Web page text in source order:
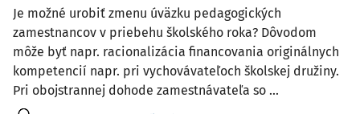
Je možné urobiť zmenu úväzku pedagogických
zamestnancov v priebehu školského roka? Dôvodom
môže byť napr. racionalizácia financovania originálnych
kompetencií napr. pri vychovávateľoch školskej družiny.
Pri obojstrannej dohode zamestnávateľa so ...